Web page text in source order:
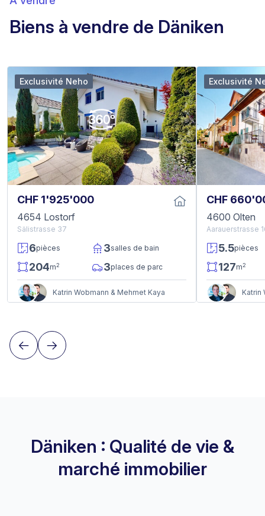
Biens à vendre de Däniken
CHF 1'925'000
4654 Lostorf
Sälistrasse 37
6pièces 3salles de bain
204m2 3places de parc
Katrin Wobmann & Mehmet Kaya
Exclusivité Neho
CHF
4600 Olten
Aarauerstrasse
5.5pièces
127m2
Katrin
Exclusivité
Däniken : Qualité de vie &
marché immobilier